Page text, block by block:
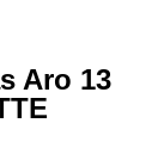
Aro 13